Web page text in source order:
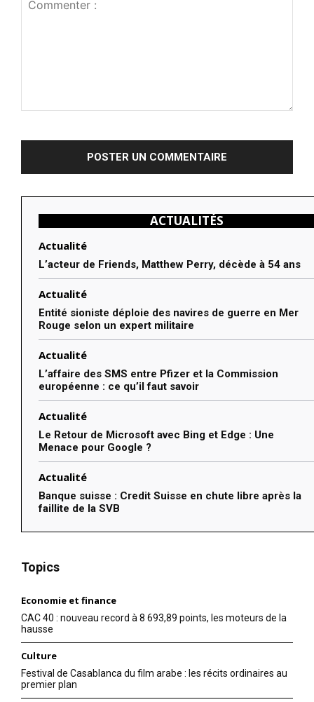
ACTUALITÉS
Actualité
L’acteur de Friends, Matthew Perry, décède à 54 ans
Actualité
Entité sioniste déploie des navires de guerre en Mer
Rouge selon un expert militaire
Actualité
L’affaire des SMS entre Pfizer et la Commission
européenne : ce qu’il faut savoir
Actualité
Le Retour de Microsoft avec Bing et Edge : Une
Menace pour Google ?
Actualité
Banque suisse : Credit Suisse en chute libre après la
faillite de la SVB
Topics
Economie et finance
CAC 40 : nouveau record à 8 693,89 points, les moteurs de la
hausse
Culture
Festival de Casablanca du film arabe : les récits ordinaires au
premier plan